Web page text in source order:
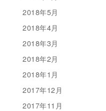
2018年5月
2018年4月
2018年3月
2018年2月
2018年1月
2017年12月
2017年11月